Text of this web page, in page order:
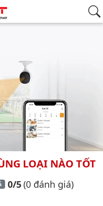
LOẠI NÀO TỐT
0/5(0 đánh giá)